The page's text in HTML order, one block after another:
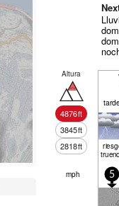
Altura
4876ft
3845ft
2818ft
mph 5